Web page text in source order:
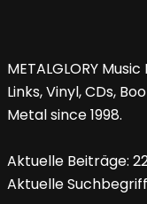
METALGLORY
Links, Vinyl, CDs,
Metal since 1998.
Aktuelle Beiträge:
Aktuelle